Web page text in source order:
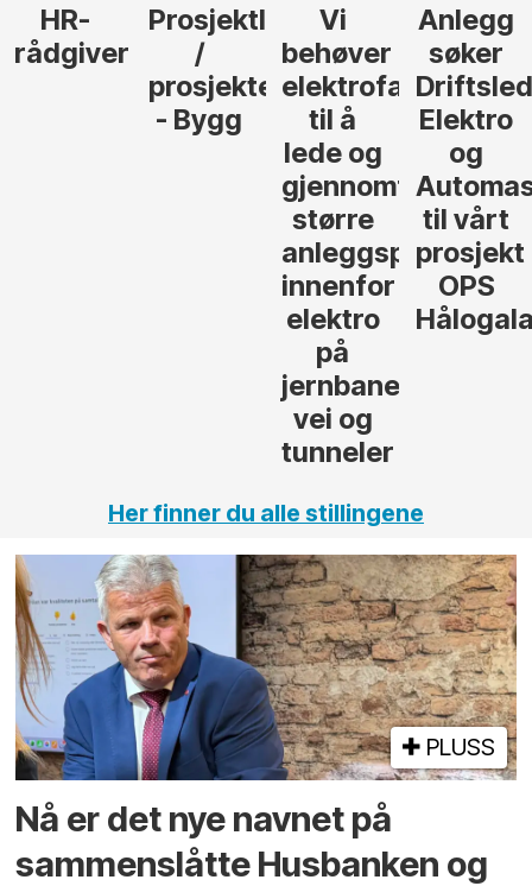
Prosjektleder
prosjekteringsleder
- Bygg
Vi
behøver
elektrofagfolk
lede og
gjennomføre
større
anleggsprosjekter
innenfor
elektro
jernbane,
vei og
tunneler
Anlegg
søker
Driftsleder
Elektro
Automasjon
til vårt
prosjekt
OPS
-
Her finner du alle stillingene
PLUSS
Nå er det nye navnet på
sammenslåtte Husbanken og